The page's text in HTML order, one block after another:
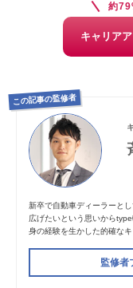
約
キャリア
この記事の監修者
新卒で自動車ディーラーと
広げたいという思いから
身の経験を生かした的確な
監修者